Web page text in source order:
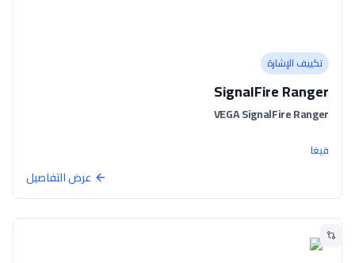
تكييف الإشارة
SignalFire Ranger
VEGA SignalFire Ranger
فيغا
عرض التفاصيل